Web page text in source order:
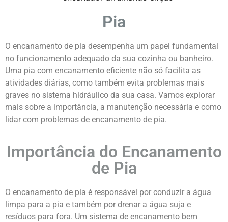
Pia
O encanamento de pia desempenha um papel fundamental
no funcionamento adequado da sua cozinha ou banheiro.
Uma pia com encanamento eficiente não só facilita as
atividades diárias, como também evita problemas mais
graves no sistema hidráulico da sua casa. Vamos explorar
mais sobre a importância, a manutenção necessária e como
lidar com problemas de encanamento de pia.
Importância do Encanamento
de Pia
O encanamento de pia é responsável por conduzir a água
limpa para a pia e também por drenar a água suja e
resíduos para fora. Um sistema de encanamento bem